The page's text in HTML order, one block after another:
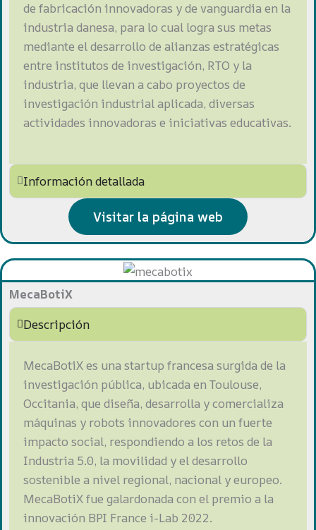
de fabricación innovadoras y de vanguardia en la
industria danesa, para lo cual logra sus metas
mediante el desarrollo de alianzas estratégicas
entre institutos de investigación, RTO y la
industria, que llevan a cabo proyectos de
investigación industrial aplicada, diversas
actividades innovadoras e iniciativas educativas.
Información detallada
Visitar la página web
MecaBotiX
Descripción
MecaBotiX es una startup francesa surgida de la
investigación pública, ubicada en Toulouse,
Occitania, que diseña, desarrolla y comercializa
máquinas y robots innovadores con un fuerte
impacto social, respondiendo a los retos de la
Industria 5.0, la movilidad y el desarrollo
sostenible a nivel regional, nacional y europeo.
MecaBotiX fue galardonada con el premio a la
innovación BPI France i-Lab 2022.